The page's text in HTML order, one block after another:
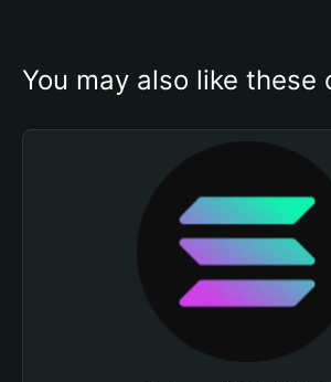
You may also like these